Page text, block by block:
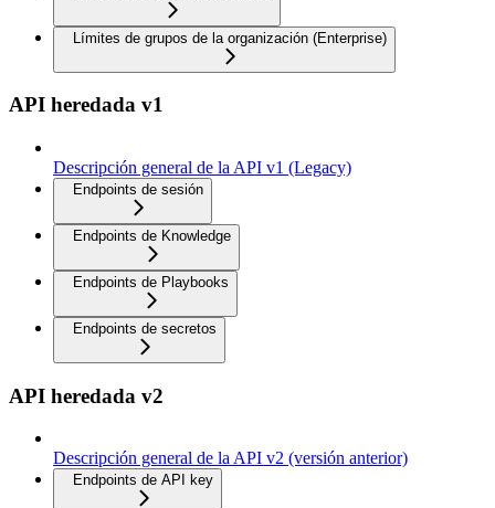
Límites de grupos de la organización (Enterprise)
API heredada v1
Descripción general de la API v1 (Legacy)
Endpoints de sesión
Endpoints de Knowledge
Endpoints de Playbooks
Endpoints de secretos
API heredada v2
Descripción general de la API v2 (versión anterior)
Endpoints de API key